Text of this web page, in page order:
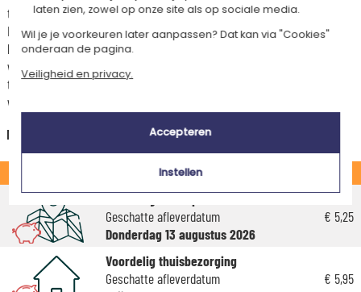
toepassing.
De geschatte levertijden kunt je hieronder vinden. Je kunt de
bezorgopties bepalen: normale levering of express levering. Per cadeau
worden de mogelijke leveropties weergegeven op de artikelpagina en
tijdens de stappen van je winkelwagen. (Als je het geld overmaakt, houd
wel rekening met 3-4 dagen extra levertijd van je cadeau.)
Nederland
STANDAARD
Voordelig afhaalpunt
Geschatte afleverdatum
Donderdag 13 augustus 2026
€ 5,25
Voordelig thuisbezorging
Geschatte afleverdatum
€ 5,95
laten zien, zowel op onze site als op sociale media.
Wil je je voorkeuren later aanpassen? Dat kan via "Cookies"
onderaan de pagina.
Veiligheid en privacy.
Accepteren
Instellen